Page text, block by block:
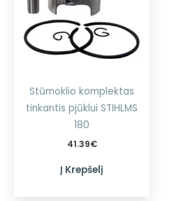
Stūmoklio komplektas
tinkantis pjūklui STIHLMS
180
41.39€
Į Krepšelį